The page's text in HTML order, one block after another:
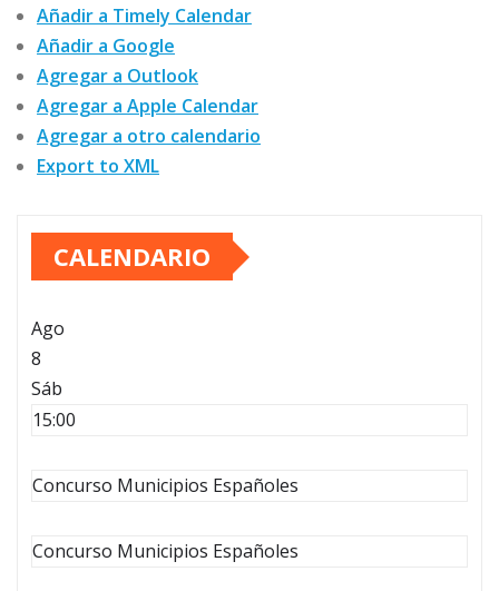
Añadir a Timely Calendar
Añadir a Google
Agregar a Outlook
Agregar a Apple Calendar
Agregar a otro calendario
Export to XML
CALENDARIO
Ago
8
Sáb
15:00
Concurso Municipios Españoles
Concurso Municipios Españoles